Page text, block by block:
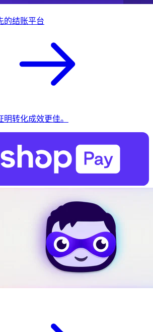
的结账平台
明转化成效更佳。